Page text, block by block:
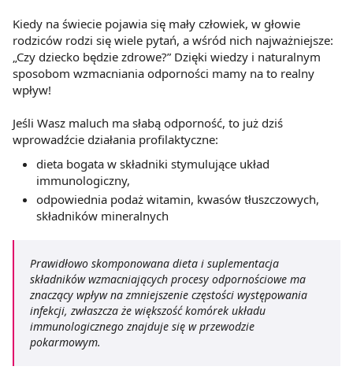
Kiedy na świecie pojawia się mały człowiek, w głowie
rodziców rodzi się wiele pytań, a wśród nich najważniejsze:
„Czy dziecko będzie zdrowe?” Dzięki wiedzy i naturalnym
sposobom wzmacniania odporności mamy na to realny
wpływ!
Jeśli Wasz maluch ma słabą odporność, to już dziś
wprowadźcie działania profilaktyczne:
dieta bogata w składniki stymulujące układ
immunologiczny,
odpowiednia podaż witamin, kwasów tłuszczowych,
składników mineralnych
Prawidłowo skomponowana dieta i suplementacja
składników wzmacniających procesy odpornościowe ma
znaczący wpływ na zmniejszenie częstości występowania
infekcji, zwłaszcza że większość komórek układu
immunologicznego znajduje się w przewodzie
pokarmowym.